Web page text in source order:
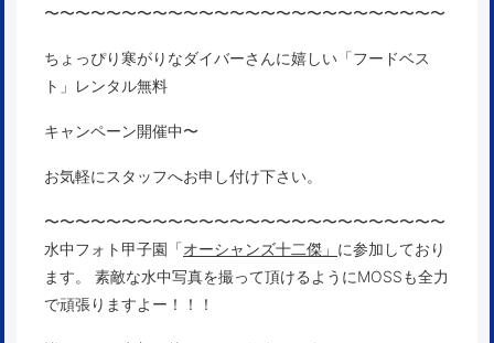
〜〜〜〜〜〜〜〜〜〜〜〜〜〜〜〜〜〜〜〜〜〜〜〜〜〜
ちょっぴり寒がりなダイバーさんに嬉しい「フードベス
ト」レンタル無料
キャンペーン開催中〜
お気軽にスタッフへお申し付け下さい。
〜〜〜〜〜〜〜〜〜〜〜〜〜〜〜〜〜〜〜〜〜〜〜〜〜〜
水中フォト甲子園「オーシャンズ十二傑」 に参加しており
ます。 素敵な水中写真を撮って頂けるようにMOSSも全力
で頑張りますよー！！！